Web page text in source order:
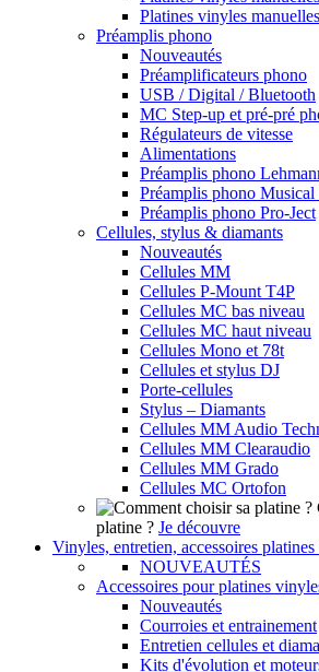
Platines vinyles
Préamplis phono
Nouveautés
Préamplificateurs phono
USB / Digital / Bluetooth
MC Step-up et pré-pré
Régulateurs de vitesse
Alimentations
Préamplis phono
Préamplis phono
Préamplis phono Pro-Ject
Cellules, stylus & diamants
Nouveautés
Cellules MM
Cellules P-Mount T4P
Cellules MC bas niveau
Cellules MC haut niveau
Cellules Mono et 78t
Cellules et stylus DJ
Porte-cellules
Stylus – Diamants
Cellules MM Audio
Cellules MM Clearaudio
Cellules MM Grado
Cellules MC Ortofon
platine ? Je découvre
Vinyles, entretien, accessoires
NOUVEAUTÉS
Accessoires pour platines
Nouveautés
Courroies et entrainement
Entretien cellules et
Kits d'évolution et